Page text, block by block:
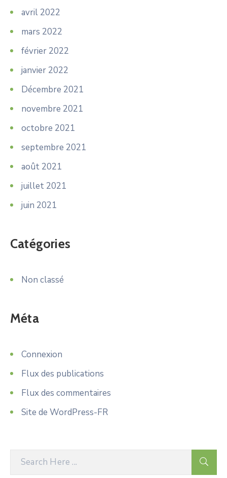
avril 2022
mars 2022
février 2022
janvier 2022
Décembre 2021
novembre 2021
octobre 2021
septembre 2021
août 2021
juillet 2021
juin 2021
Catégories
Non classé
Méta
Connexion
Flux des publications
Flux des commentaires
Site de WordPress-FR